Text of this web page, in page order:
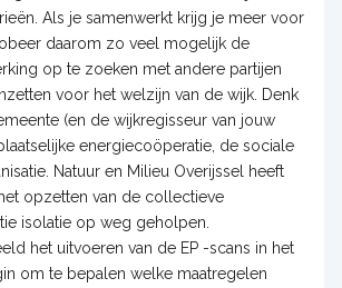
Als je samenwerkt krijg je meer voor
daarom zo veel mogelijk de
op te zoeken met andere partijen
voor het welzijn van de wijk. Denk
(en de wijkregisseur van jouw
energiecoöperatie, de sociale
Natuur en Milieu Overijssel heeft
opzetten van de collectieve
isolatie op weg geholpen.
het uitvoeren van de EP -scans in het
om te bepalen welke maatregelen